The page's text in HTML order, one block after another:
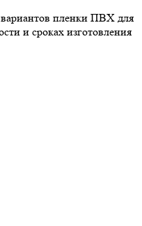
пленки ПВХ для
и сроках изготовления